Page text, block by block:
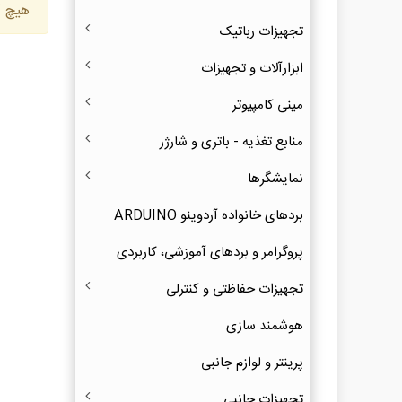
تجهیزات رباتیک
ابزارآلات و تجهیزات
مینی کامپیوتر
منابع تغذیه - باتری و شارژر
نمایشگرها
بردهای خانواده آردوینو ARDUINO
پروگرامر و بردهای آموزشی، کاربردی
تجهیزات حفاظتی و کنترلی
هوشمند سازی
پرینتر و لوازم جانبی
هیچ